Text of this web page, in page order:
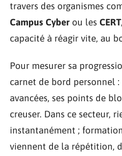
travers des organismes
Campus Cyber ou les CERT
capacité à réagir vite, au
Pour mesurer sa
carnet de bord personnel :
avancées, ses points de
creuser. Dans ce secteur,
instantanément ;
viennent de la répétition,